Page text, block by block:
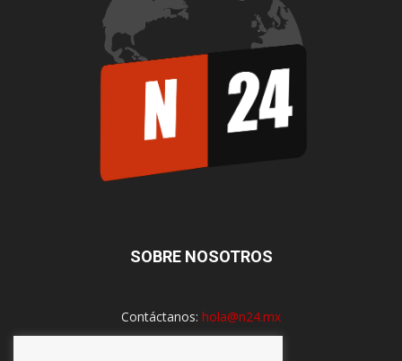
SOBRE NOSOTROS
Contáctanos: hola@n24.mx